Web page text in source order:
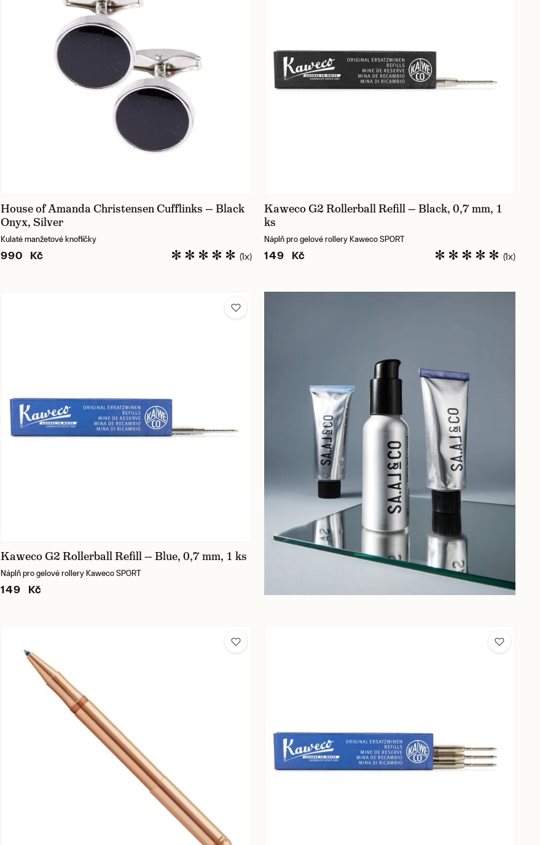
House of Amanda Christensen Cufflinks — Black
Onyx, Silver
Kulaté manžetové knoflíčky
990 Kč (1x)
Kaweco G2 Rollerball Refill — Black, 0,7 mm, 1
ks
Náplň pro gelové rollery Kaweco SPORT
149 Kč (1x)
Kaweco G2 Rollerball Refill — Blue, 0,7 mm, 1 ks
Náplň pro gelové rollery Kaweco SPORT
149 Kč